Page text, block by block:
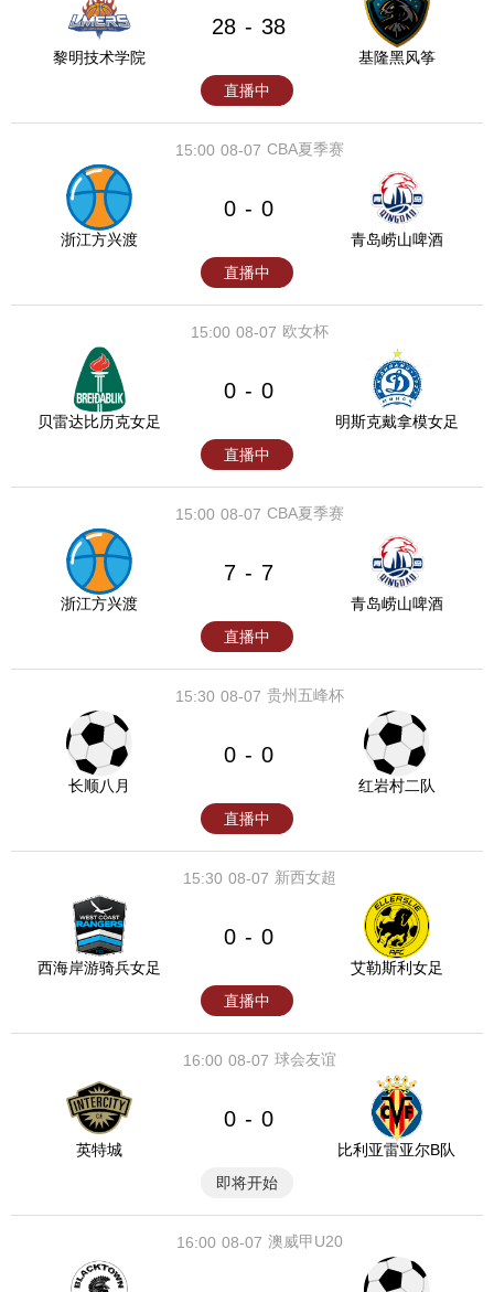
黎明技术学院
28 - 38
基隆黑风筝
直播中
08-07
15:00 CBA夏季赛
浙江方兴渡
0 - 0
青岛崂山啤酒
直播中
08-07
15:00 欧女杯
贝雷达比历克女足
0 - 0
明斯克戴拿模女足
直播中
08-07
15:00 CBA夏季赛
浙江方兴渡
7 - 7
青岛崂山啤酒
直播中
08-07
15:30 贵州五峰杯
长顺八月
0 - 0
红岩村二队
直播中
08-07
15:30 新西女超
西海岸游骑兵女足
0 - 0
艾勒斯利女足
直播中
08-07
16:00 球会友谊
英特城
0 - 0
比利亚雷亚尔B队
即将开始
08-07
16:00 澳威甲U20